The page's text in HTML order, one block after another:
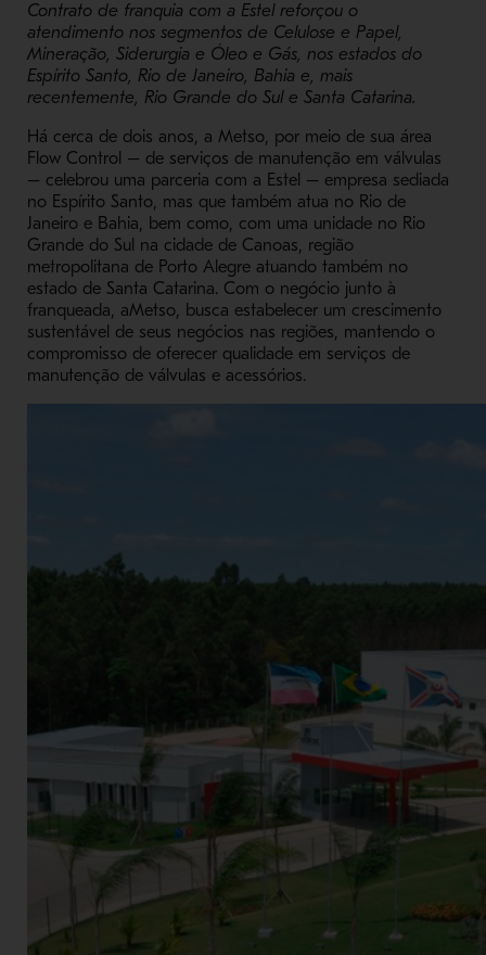
Contrato de franquia com a Estel reforçou o
atendimento nos segmentos de Celulose e Papel,
Mineração, Siderurgia e Óleo e Gás, nos estados do
Espírito Santo, Rio de Janeiro, Bahia e, mais
recentemente, Rio Grande do Sul e Santa Catarina.
Há cerca de dois anos, a Metso, por meio de sua área
Flow Control – de serviços de manutenção em válvulas
– celebrou uma parceria com a Estel – empresa sediada
no Espírito Santo, mas que também atua no Rio de
Janeiro e Bahia, bem como, com uma unidade no Rio
Grande do Sul na cidade de Canoas, região
metropolitana de Porto Alegre atuando também no
estado de Santa Catarina. Com o negócio junto à
franqueada, aMetso, busca estabelecer um crescimento
sustentável de seus negócios nas regiões, mantendo o
compromisso de oferecer qualidade em serviços de
manutenção de válvulas e acessórios.